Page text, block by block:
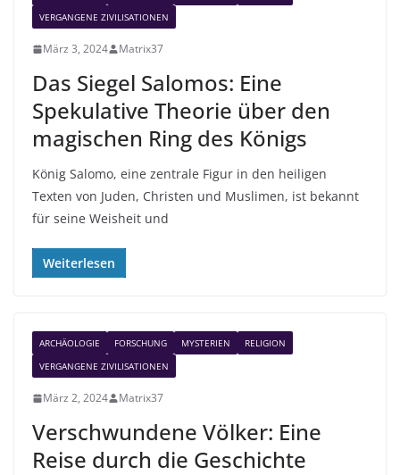
VERGANGENE ZIVILISATIONEN
März 3, 2024 Matrix37
Das Siegel Salomos: Eine
Spekulative Theorie über den
magischen Ring des Königs
König Salomo, eine zentrale Figur in den heiligen
Texten von Juden, Christen und Muslimen, ist bekannt
für seine Weisheit und
Weiterlesen
ARCHÄOLOGIE FORSCHUNG MYSTERIEN
RELIGION
VERGANGENE ZIVILISATIONEN
März 2, 2024 Matrix37
Verschwundene Völker: Eine
Reise durch die Geschichte